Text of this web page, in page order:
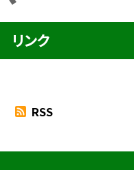
リンク
RSS